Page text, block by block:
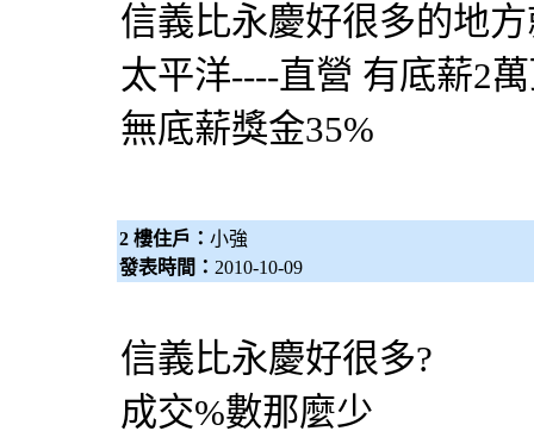
信義比永慶好很多的地
太平洋----直營 有底薪2
無底薪獎金35%
2 樓住戶： 小強
發表時間： 2010-10-09
信義比永慶好很多?
成交%數那麼少